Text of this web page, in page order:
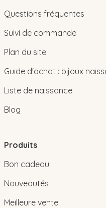
Questions fréquentes
Suivi de commande
Plan du site
Guide d'achat : bijoux
Liste de naissance
Blog
Produits
Bon cadeau
Nouveautés
Meilleure vente